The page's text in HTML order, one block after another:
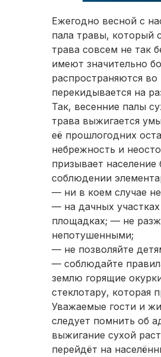
Ежегодно весной с
пала травы, который
трава совсем не так
имеют значительно
распространяются
перекидывается на
Так, весенние палы
трава выжигается
её прошлогодних
небрежность и
призывает
соблюдении
— ни в коем случае
— на дачных
площадках; — не
непотушенными;
— не позволяйте
— соблюдайте
землю горящие
стеклотару, которая
Уважаемые гости и
следует помнить об
выжигание сухой
перейдёт на